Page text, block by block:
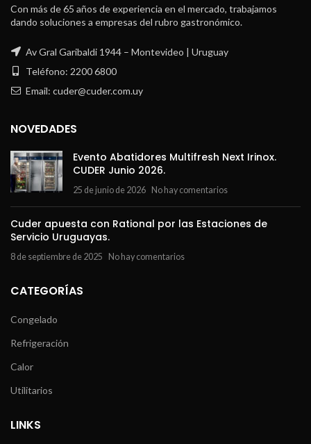
Con más de 65 años de experiencia en el mercado, trabajamos
dando soluciones a empresas del rubro gastronómico.
Av Gral Garibaldi 1944 – Montevideo | Uruguay
Teléfono: 2200 6800
Email: cuder@cuder.com.uy
NOVEDADES
Evento Abatidores Multifresh Next Irinox.
CUDER Junio 2026.
25 de junio de 2026 No hay comentarios
Cuder apuesta con Rational por las Estaciones de
Servicio Uruguayas.
8 de septiembre de 2025 No hay comentarios
CATEGORÍAS
Congelado
Refrigeración
Calor
Utilitarios
LINKS